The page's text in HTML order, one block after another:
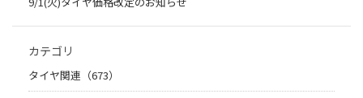
カテゴリ
タイヤ関連（673）